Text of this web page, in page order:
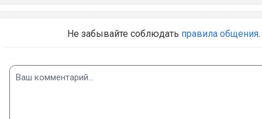
Не забывайте соблюдать правила общения.